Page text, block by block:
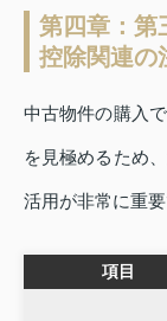
第四章：第
控除関連の
中古物件の購入
を見極めるため
活用が非常に重要
項目